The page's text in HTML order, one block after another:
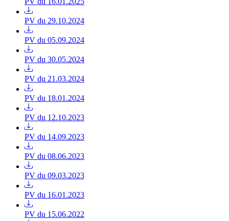
PV du 29.10.2024
PV du 05.09.2024
PV du 30.05.2024
PV du 21.03.2024
PV du 18.01.2024
PV du 12.10.2023
PV du 14.09.2023
PV du 08.06.2023
PV du 09.03.2023
PV du 16.01.2023
PV du 15.06.2022